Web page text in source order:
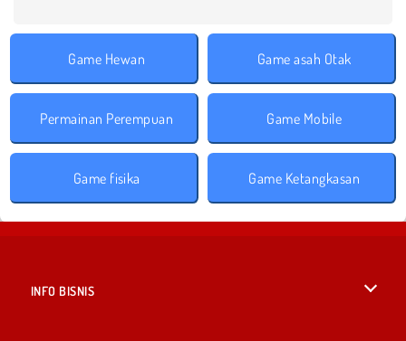
Game Hewan Game asah Otak
Permainan Perempuan Game Mobile
Game fisika Game Ketangkasan
INFO BISNIS